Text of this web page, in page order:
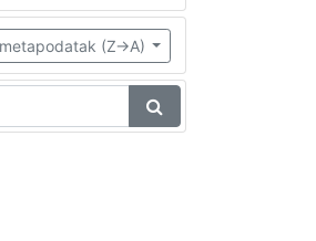
(Z->A)